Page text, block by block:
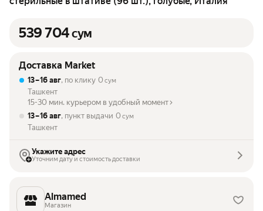
539 704сум
Доставка Market
13 – 16 авг, по клику 0 сум
Ташкент
15-30 мин. курьером в удобный момент
13 – 16 авг, пункт выдачи 0 сум
Ташкент
Укажите адрес
Уточним дату и стоимость доставки
Almamed
Магазин